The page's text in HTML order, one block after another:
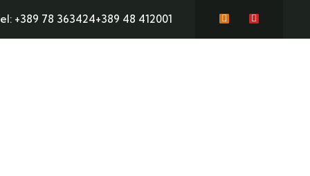
+389 78 363424+389 48 412001